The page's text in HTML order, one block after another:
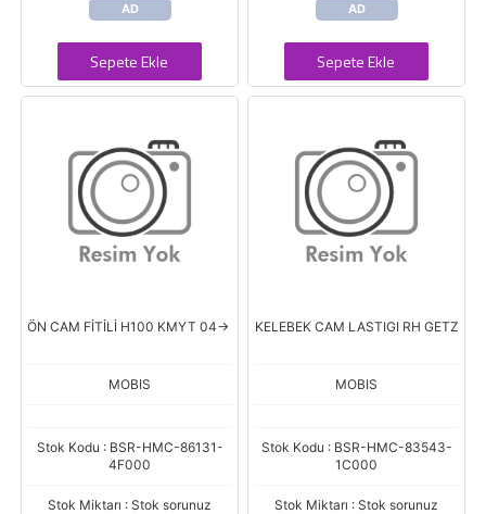
AD
Sepete Ekle
AD
Sepete Ekle
ÖN CAM FİTİLİ H100 KMYT 04->
MOBIS
Stok Kodu : BSR-HMC-86131-
4F000
Stok Miktarı : Stok sorunuz
KELEBEK CAM LASTIGI RH GETZ
MOBIS
Stok Kodu : BSR-HMC-83543-
1C000
Stok Miktarı : Stok sorunuz